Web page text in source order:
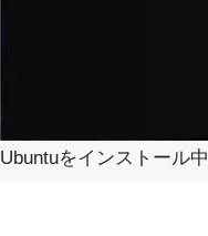
Ubuntuをインストール中